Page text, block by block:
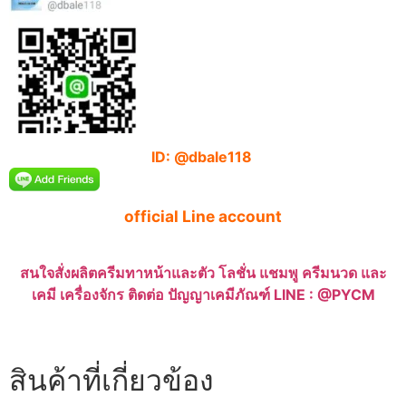
ID: @dbale118
official Line account
สนใจสั่งผลิตครีมทาหน้าและตัว โลชั่น แชมพู ครีมนวด และ
เคมี เครื่องจักร ติดต่อ ปัญญาเคมีภัณฑ์ LINE : @PYCM
สินค้าที่เกี่ยวข้อง